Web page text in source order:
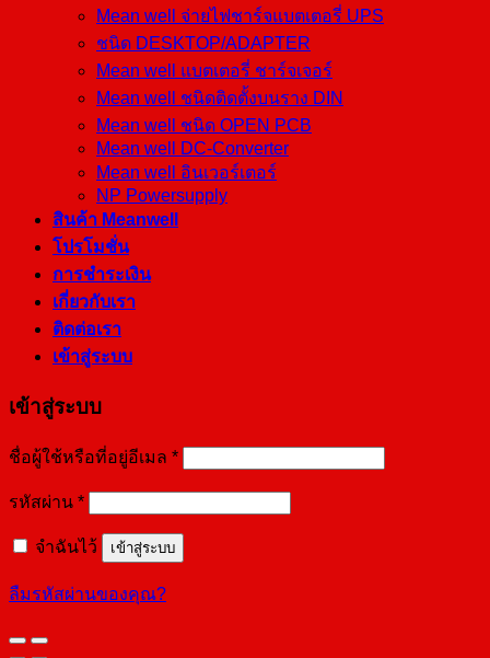
Mean well จ่ายไฟชาร์จแบตเตอรี่ UPS
ชนิด DESKTOP/ADAPTER
Mean well แบตเตอรี่ ชาร์จเจอร์
Mean well ชนิดติดตั้งบนราง DIN
Mean well ชนิด OPEN PCB
Mean well DC-Converter
Mean well อินเวอร์เตอร์
NP Powersupply
สินค้า Meanwell
โปรโมชั่น
การชำระเงิน
เกี่ยวกับเรา
ติดต่อเรา
เข้าสู่ระบบ
เข้าสู่ระบบ
ชื่อผู้ใช้หรือที่อยู่อีเมล *
รหัสผ่าน *
จำฉันไว้ เข้าสู่ระบบ
ลืมรหัสผ่านของคุณ?